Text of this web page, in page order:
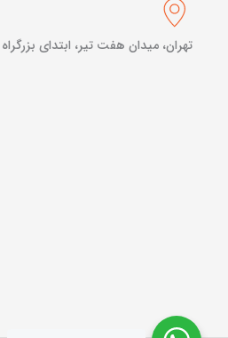
تهران، میدان هفت تیر، ابتدای